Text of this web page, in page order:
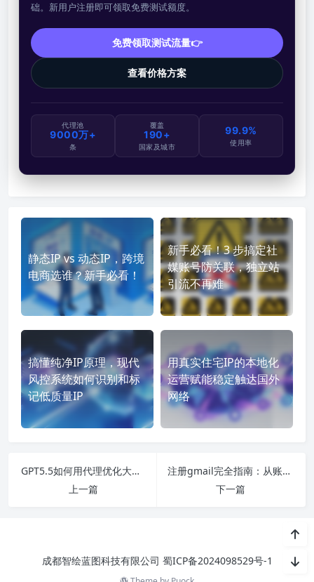
础。新用户注册即可领取免费测试额度。
免费领取测试流量👉
查看价格方案
代理池
9000万+
条
覆盖
190+
国家及城市
99.9%
使用率
静态IP vs 动态IP，跨境
电商选谁？新手必看！
新手必看！3 步搞定社
媒账号防关联，独立站
引流不再难
搞懂纯净IP原理，现代
风控系统如何识别和标
记低质量IP
用真实住宅IP的本地化
运营赋能稳定触达国外
网络
GPT5.5如何用代理优化大规模数据采集与SEO验证
上一篇
注册gmail完全指南：从账号准备到安全设置一步到位
下一篇
成都智绘蓝图科技有限公司 蜀ICP备2024098529号-1